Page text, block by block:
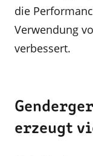
die
Verwendung
verbessert.
erzeugt